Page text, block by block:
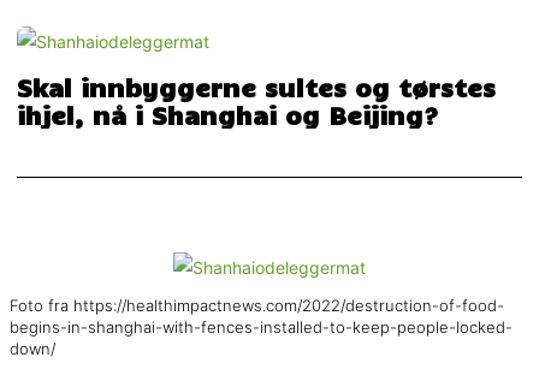
Skal innbyggerne sultes og tørstes
ihjel, nå i Shanghai og Beijing?
Foto fra https://healthimpactnews.com/2022/destruction-of-food-
begins-in-shanghai-with-fences-installed-to-keep-people-locked-
down/